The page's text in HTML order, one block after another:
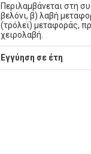
Περιλαμβάνεται στη
βελόνι, β) λαβή
(τρόλεϊ) μεταφοράς,
χειρολαβή.
Εγγύηση σε έτη